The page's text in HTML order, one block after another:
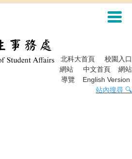
北科大首頁
校園入口
網站
中文首頁
網站
導覽
English Version
站內搜尋 🔍